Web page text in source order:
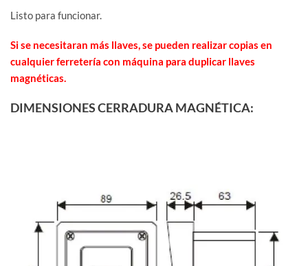
Listo para funcionar.
Si se necesitaran más llaves, se pueden realizar copias en
cualquier ferretería con máquina para duplicar llaves
magnéticas.
DIMENSIONES CERRADURA MAGNÉTICA: